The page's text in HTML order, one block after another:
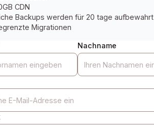
CDN
Backups werden für 20 tage aufbewahrt
Migrationen
Nachname